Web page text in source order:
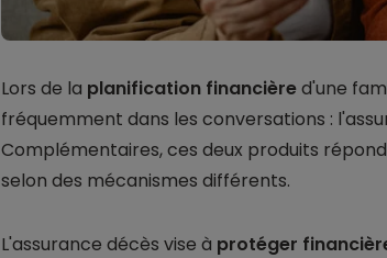
Lors de la planification financièred'une
fréquemment dans les conversations :
Complémentaires, ces deux produits
selon des mécanismes différents.
L'assurance décès vise à protéger